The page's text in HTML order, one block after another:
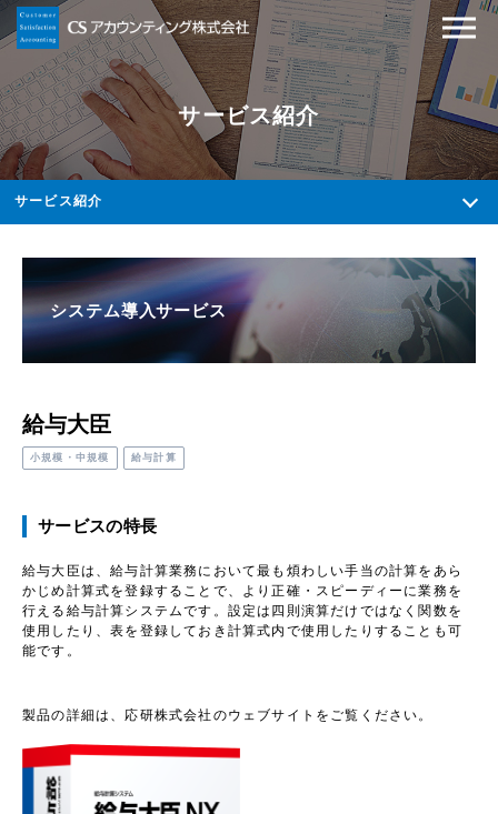
サービス紹介
サービス紹介
システム導入サービス
給与大臣
小規模・中規模 給与計算
サービスの特長
給与大臣は、給与計算業務において最も煩わしい手当の計算をあら
かじめ計算式を登録することで、より正確・スピーディーに業務を
行える給与計算システムです。設定は四則演算だけではなく関数を
使用したり、表を登録しておき計算式内で使用したりすることも可
能です。
製品の詳細は、応研株式会社のウェブサイトをご覧ください。